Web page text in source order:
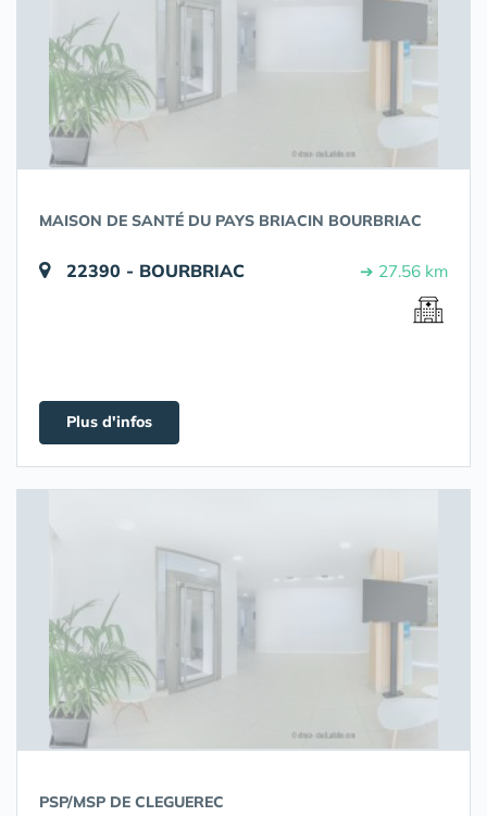
MAISON DE SANTÉ DU PAYS BRIACIN BOURBRIAC
22390 - BOURBRIAC ➔ 27.56 km
Plus d'infos
PSP/MSP DE CLEGUEREC